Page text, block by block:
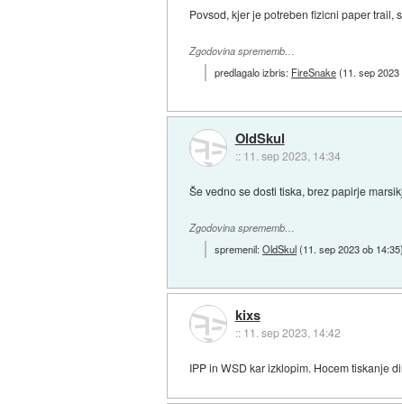
Povsod, kjer je potreben fizicni paper trail,
Zgodovina sprememb…
predlagalo izbris: FireSnake(11. sep
OldSkul
:: 11. sep 2023, 14:34
Še vedno se dosti tiska, brez papirje
Zgodovina sprememb…
spremenil:OldSkul(11. sep 2023 ob 14:35)
kixs
:: 11. sep 2023, 14:42
IPP in WSD kar izklopim. Hocem tiskanje